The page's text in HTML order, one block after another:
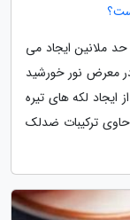
ملانین ایجاد می
معرض نور خورشید
ایجاد لکه های تیره
ترکیبات ضدلک